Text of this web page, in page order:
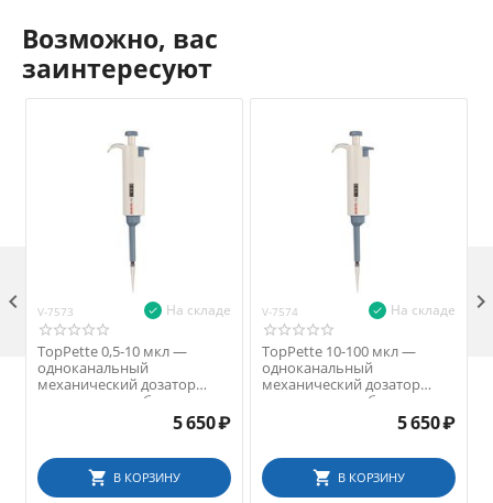
Возможно, вас
заинтересуют
V-7573 На складе
TopPette 0,5-10 мкл —
одноканальный
механический дозатор
переменного объема
5 650₽
В КОРЗИНУ
V-7574 На складе
TopPette 10-100 мкл —
одноканальный
механический дозатор
переменного объема
5 650₽
В КОРЗИНУ
 